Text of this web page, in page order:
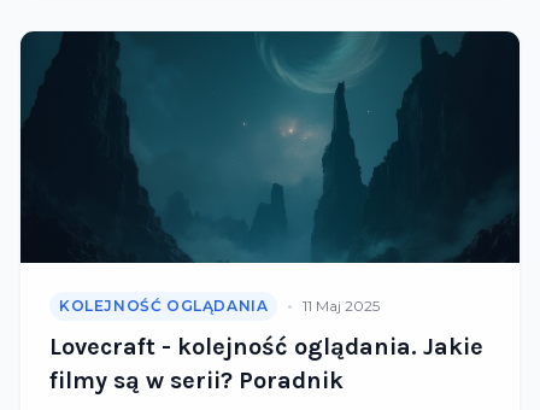
KOLEJNOŚĆ OGLĄDANIA • 11 Maj 2025
Lovecraft - kolejność oglądania. Jakie
filmy są w serii? Poradnik